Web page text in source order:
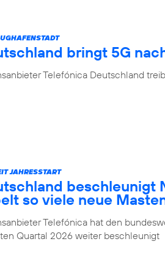
bringt 5G
Telefónica Deutschland
JAHRESSTART
beschleunigt
so viele neue
Telefónica hat den
Quartal 2026 weiter beschleunigt